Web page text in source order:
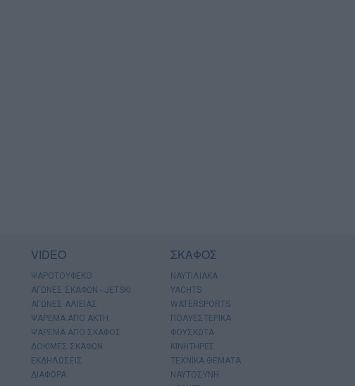
VIDEO
ΨΑΡΟΤΟΥΦΕΚΟ
ΑΓΩΝΕΣ ΣΚΑΦΩΝ - JETSKI
ΑΓΩΝΕΣ ΑΛΙΕΙΑΣ
ΨΑΡΕΜΑ ΑΠΟ ΑΚΤΗ
ΨΑΡΕΜΑ ΑΠΟ ΣΚΑΦΟΣ
ΔΟΚΙΜΕΣ ΣΚΑΦΩΝ
ΕΚΔΗΛΩΣΕΙΣ
ΔΙΑΦΟΡΑ
ΣΚΑΦΟΣ
ΝΑΥΤΙΛΙΑΚΑ
YACHTS
WATERSPORTS
ΠΟΛΥΕΣΤΕΡΙΚΑ
ΦΟΥΣΚΩΤΑ
ΚΙΝΗΤΗΡΕΣ
ΤΕΧΝΙΚΑ ΘΕΜΑΤΑ
ΝΑΥΤΟΣΥΝΗ